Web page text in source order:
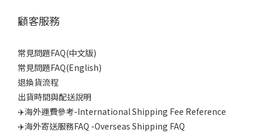
顧客服務
常見問題FAQ(中文版)
常見問題FAQ(English)
退換貨流程
出貨時間與配送說明
✈️海外運費參考-International Shipping Fee Reference
✈️海外寄送服務FAQ -Overseas Shipping FAQ